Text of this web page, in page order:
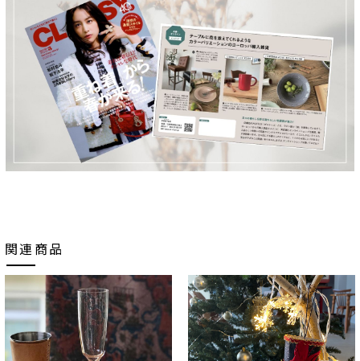
関連商品